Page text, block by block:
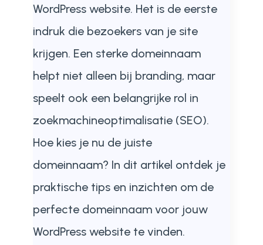
WordPress website. Het is de eerste
indruk die bezoekers van je site
krijgen. Een sterke domeinnaam
helpt niet alleen bij branding, maar
speelt ook een belangrijke rol in
zoekmachineoptimalisatie (SEO).
Hoe kies je nu de juiste
domeinnaam? In dit artikel ontdek je
praktische tips en inzichten om de
perfecte domeinnaam voor jouw
WordPress website te vinden.